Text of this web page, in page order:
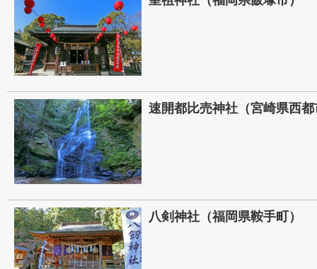
速開都比売神社（宮崎県西
八剣神社（福岡県鞍手町）